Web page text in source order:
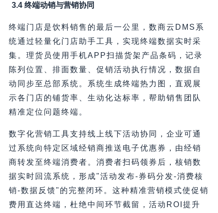
3.4 终端动销与营销协同
终端门店是饮料销售的最后一公里，数商云DMS系
统通过轻量化门店助手工具，实现终端数据实时采
集。理货员使用手机APP扫描货架产品条码，记录
陈列位置、排面数量、促销活动执行情况，数据自
动同步至总部系统。系统生成终端热力图，直观展
示各门店的铺货率、生动化达标率，帮助销售团队
精准定位问题终端。
数字化营销工具支持线上线下活动协同，企业可通
过系统向特定区域经销商推送电子优惠券，由经销
商转发至终端消费者。消费者扫码领券后，核销数
据实时回流系统，形成"活动发布-券码分发-消费核
销-数据反馈"的完整闭环。这种精准营销模式使促销
费用直达终端，杜绝中间环节截留，活动ROI提升